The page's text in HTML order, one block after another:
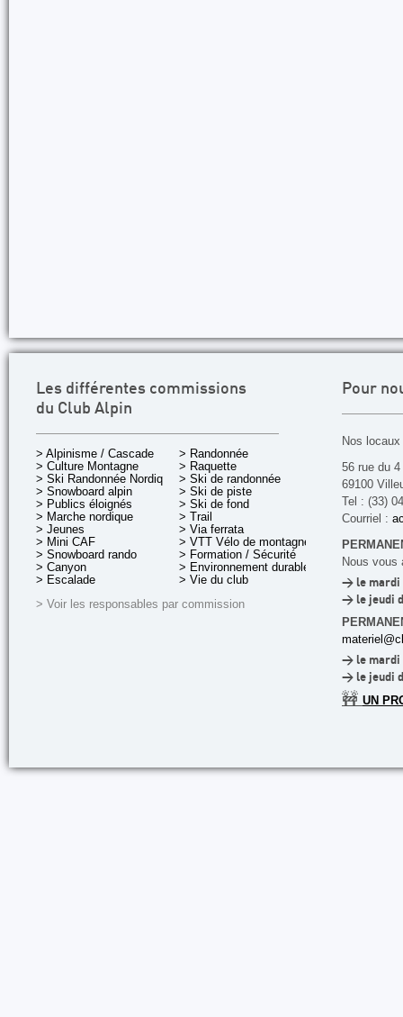
Les différentes commissions
du Club Alpin
> Alpinisme / Cascade
> Culture Montagne
> Ski Randonnée Nordique
> Snowboard alpin
> Publics éloignés
> Marche nordique
> Jeunes
> Mini CAF
> Snowboard rando
> Canyon
> Escalade
> Randonnée
> Raquette
> Ski de randonnée
> Ski de piste
> Ski de fond
> Trail
> Via ferrata
> VTT Vélo de montagne
> Formation / Sécurité
> Environnement durable
> Vie du club
> Voir les responsables par commission
Pour
Nos
56 rue du
69100
Tel : (33)
Courriel :
Nous vous
> le mardi
> le jeudi
> le mardi
> le jeudi
🚧 UN